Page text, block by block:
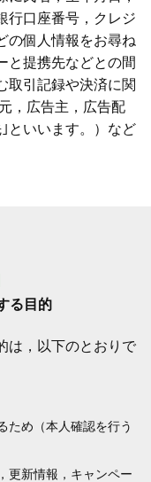
行口座番号，クレジ
の個人情報をお尋ね
と提携先などとの間
取引記録や決済に関
，広告主，広告配
といいます。）など
る目的
は，以下のとおりで
ため（本人確認を行う
更新情報，キャンペー